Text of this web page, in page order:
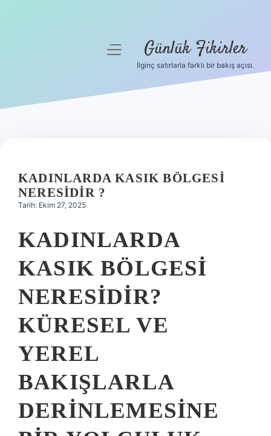
Hakkımızda
menüyü Günlük Fikirler
İlginç satırlarla farklı bir bakış açısı.
KADINLARDA KASIK BÖLGESI
NERESIDIR ?
Tarih: Ekim 27, 2025
KADINLARDA
KASIK BÖLGESI
NERESIDIR?
KÜRESEL VE
YEREL
BAKIŞLARLA
DERINLEMESINE